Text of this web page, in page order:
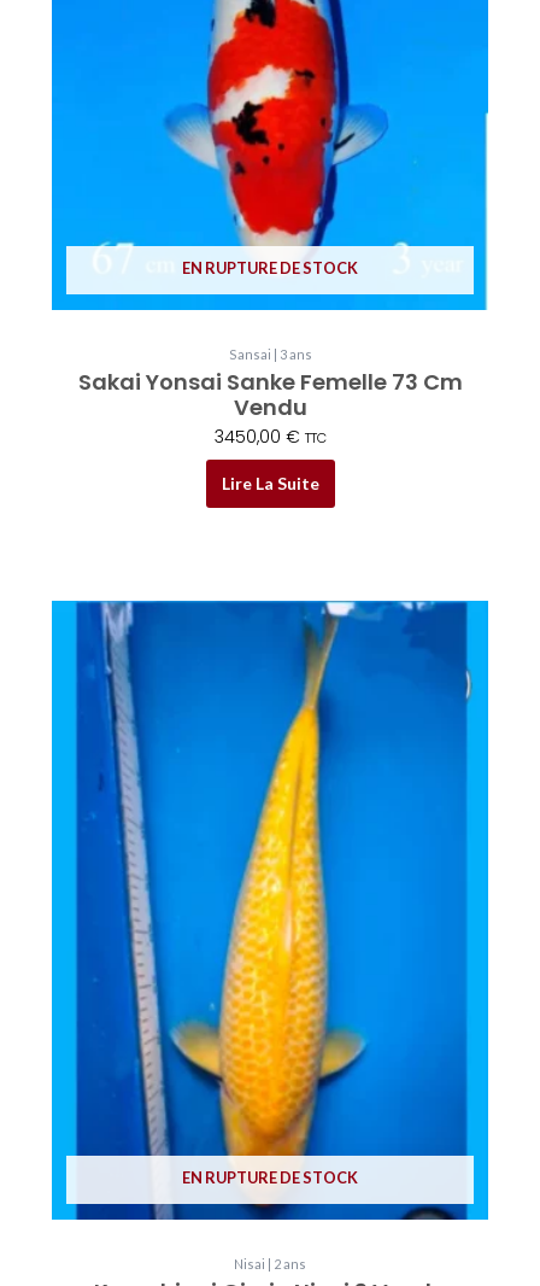
EN RUPTURE DE STOCK
Sansai | 3 ans
Sakai Yonsai Sanke Femelle 73 Cm
Vendu
3450,00 € TTC
Lire La Suite
EN RUPTURE DE STOCK
Nisai | 2 ans